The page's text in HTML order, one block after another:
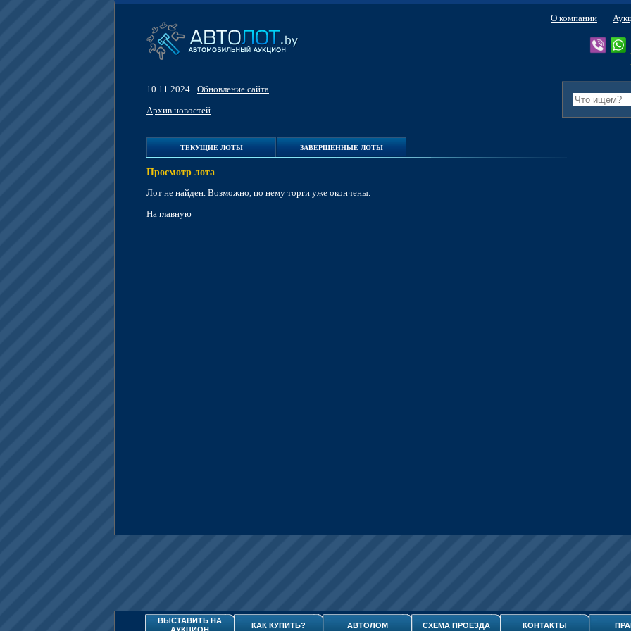
О компании
10.11.2024
Обновление сайта
Архив новостей
ТЕКУЩИЕ ЛОТЫ ЗАВЕРШЁННЫЕ ЛОТЫ
Просмотр лота
Лот не найден. Возможно, по нему торги уже окончены.
На главную
ВЫСТАВИТЬ НА
КАК КУПИТЬ? АВТОЛОМ СХЕМА ПРОЕЗДА КОНТАКТЫ